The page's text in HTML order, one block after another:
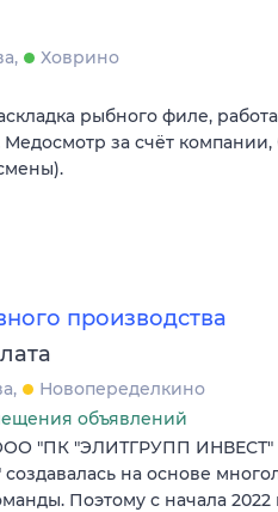
Ховрино
рыбного филе,
за счёт компании,
производства
Новопеределкино
объявлений
"ПК "ЭЛИТГРУПП
на основе
Поэтому с начала 2022